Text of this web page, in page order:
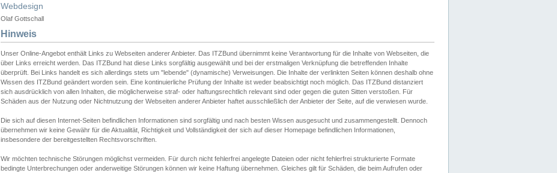
Webdesign
Olaf Gottschall
Hinweis
Unser Online-Angebot enthält Links zu Webseiten anderer Anbieter. Das ITZBund übernimmt keine Verantwortung für die Inhalte von Webseiten, die
über Links erreicht werden. Das ITZBund hat diese Links sorgfältig ausgewählt und bei der erstmaligen Verknüpfung die betreffenden Inhalte
überprüft. Bei Links handelt es sich allerdings stets um "lebende" (dynamische) Verweisungen. Die Inhalte der verlinkten Seiten können deshalb ohne
Wissen des ITZBund geändert worden sein. Eine kontinuierliche Prüfung der Inhalte ist weder beabsichtigt noch möglich. Das ITZBund distanziert
sich ausdrücklich von allen Inhalten, die möglicherweise straf- oder haftungsrechtlich relevant sind oder gegen die guten Sitten verstoßen. Für
Schäden aus der Nutzung oder Nichtnutzung der Webseiten anderer Anbieter haftet ausschließlich der Anbieter der Seite, auf die verwiesen wurde.
Die sich auf diesen Internet-Seiten befindlichen Informationen sind sorgfältig und nach besten Wissen ausgesucht und zusammengestellt. Dennoch
übernehmen wir keine Gewähr für die Aktualität, Richtigkeit und Vollständigkeit der sich auf dieser Homepage befindlichen Informationen,
insbesondere der bereitgestellten Rechtsvorschriften.
Wir möchten technische Störungen möglichst vermeiden. Für durch nicht fehlerfrei angelegte Dateien oder nicht fehlerfrei strukturierte Formate
bedingte Unterbrechungen oder anderweitige Störungen können wir keine Haftung übernehmen. Gleiches gilt für Schäden, die beim Aufrufen oder